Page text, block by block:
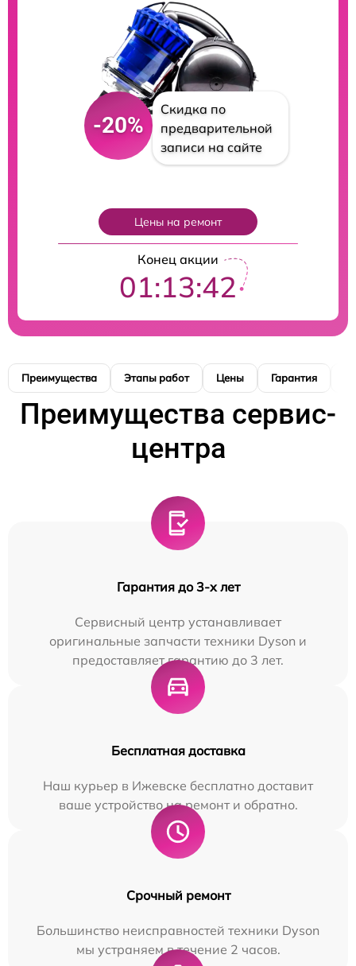
-20%
Скидка по
предварительной
записи на сайте
Цены на ремонт
Конец акции
01:13:41
Преимущества Этапы работ Цены Гарантия
Преимущества сервис-
центра
Гарантия до 3-х лет
Сервисный центр устанавливает
оригинальные запчасти техники Dyson и
предоставляет гарантию до 3 лет.
Бесплатная доставка
Наш курьер в Ижевске бесплатно доставит
ваше устройство на ремонт и обратно.
Срочный ремонт
Большинство неисправностей техники Dyson
мы устраняем в течение 2 часов.